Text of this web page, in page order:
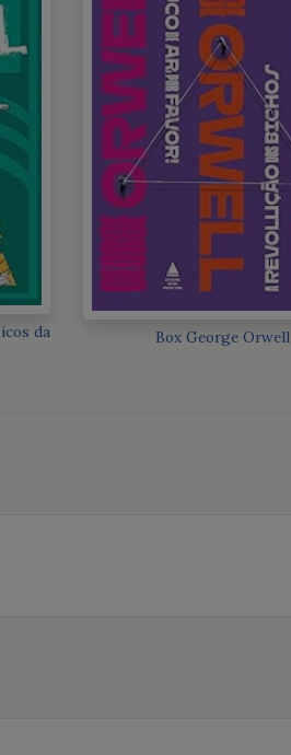
da Box George Orwell